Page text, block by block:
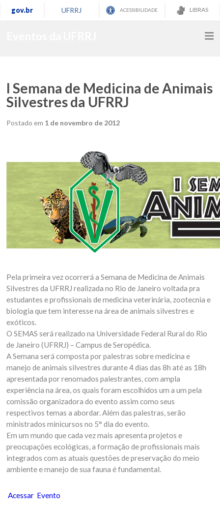
gov.br UFRRJ ACESSIBILIDADE LIBRAS
I Semana de Medicina de Animais
Silvestres da UFRRJ
Postado em 1 de novembro de 2012
Pela primeira vez ocorrerá a Semana de Medicina de Animais
Silvestres da UFRRJ realizada no Rio de Janeiro voltada pra
estudantes e profissionais de medicina veterinária, zootecnia e
biologia que tem interesse na área de animais silvestres e
exóticos.
O SEMAS será realizado na Universidade Federal Rural do Rio
de Janeiro (UFRRJ) – Campus de Seropédica.
A Semana será composta por palestras sobre medicina e
manejo de animais silvestres durante 4 dias das 8h até as 18h
apresentada por renomados palestrantes, com ampla
experiência na área, os quais foram escolhidos um a um pela
comissão organizadora do evento assim como seus
respectivos temas a abordar. Além das palestras, serão
ministrados minicursos no 5° dia do evento.
Em um mundo que cada vez mais apresenta projetos e
preocupações ecológicas, a formação de profissionais mais
integrados com as atuais questões de preservação do meio
ambiente e manejo de sua fauna é fundamental.
Acessar Evento